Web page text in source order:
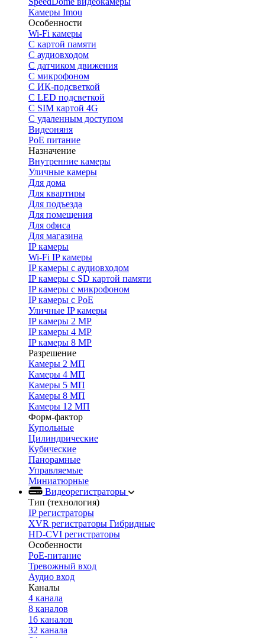
Камеры Imou
Особенности
Wi-Fi камеры
С картой памяти
С аудиовходом
С датчиком движения
С микрофоном
С ИК-подсветкой
С LED подсветкой
C SIM картой 4G
C удаленным доступом
Видеоняня
PoE питание
Назначение
Внутренние камеры
Уличные камеры
Для дома
Для квартиры
Для подъезда
Для помещения
Для офиса
Для магазина
IP камеры
Wi-Fi IP камеры
IP камеры с аудиовходом
IP камеры с SD картой памяти
IP камеры с микрофоном
IP камеры с PoE
Уличные IP камеры
IP камеры 2 MP
IP камеры 4 MP
IP камеры 8 MP
Разрешение
Камеры 2 МП
Камеры 4 МП
Камеры 5 МП
Камеры 8 МП
Камеры 12 МП
Форм-фактор
Купольные
Цилиндрические
Кубические
Панорамные
Управляемые
Миниатюрные
Видеорегистраторы
Тип (технология)
IP регистраторы
XVR регистраторы Гибридные
HD-CVI регистраторы
Особенности
PoE-питание
Тревожный вход
Аудио вход
Каналы
4 канала
8 каналов
16 каналов
32 канала